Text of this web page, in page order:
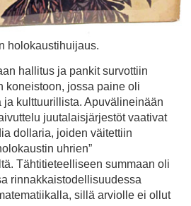
holokaustihuijaus.
hallitus ja pankit survottiin
koneistoon, jossa paine oli
kulttuurillista. Apuvälineinään
juutalaisjärjestöt vaativat
dollaria, joiden väitettiin
uhrien”
Tähtitieteelliseen summaan oli
rinnakkaistodellisuudessa
sillä arviolle ei ollut